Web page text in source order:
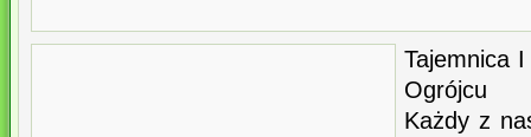
Tajemnica
Ogrójcu
Każdy z